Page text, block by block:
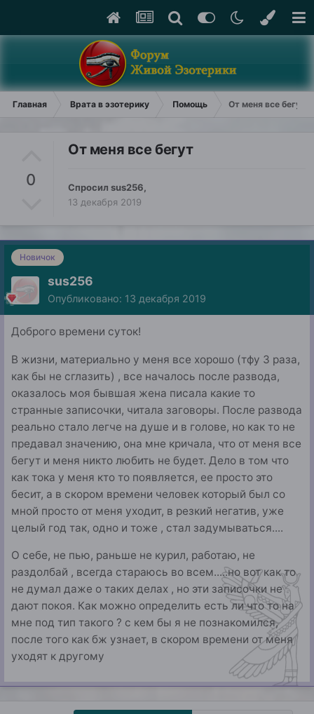
Главная Врата в эзотерику Помощь От меня все бегут
0
От меня все бегут
Спросил sus256,
13 декабря 2019
Новичок
sus256
Опубликовано: 13 декабря 2019
Доброго времени суток!
В жизни, материально у меня все хорошо (тфу 3 раза,
как бы не сглазить) , все началось после развода,
оказалось моя бывшая жена писала какие то
странные записочки, читала заговоры. После развода
реально стало легче на душе и в голове, но как то не
предавал значению, она мне кричала, что от меня все
бегут и меня никто любить не будет. Дело в том что
как тока у меня кто то появляется, ее просто это
бесит, а в скором времени человек который был со
мной просто от меня уходит, в резкий негатив, уже
целый год так, одно и тоже , стал задумываться....
О себе, не пью, раньше не курил, работаю, не
раздолбай , всегда стараюсь во всем.....но вот как то
не думал даже о таких делах , но эти записочки не
дают покоя. Как можно определить есть ли что то на
мне под тип такого ? с кем бы я не познакомился,
после того как бж узнает, в скором времени от меня
уходят к другому